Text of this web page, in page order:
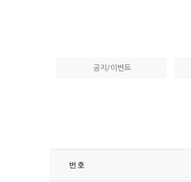
공지/이벤트
번호